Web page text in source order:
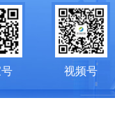
视频号